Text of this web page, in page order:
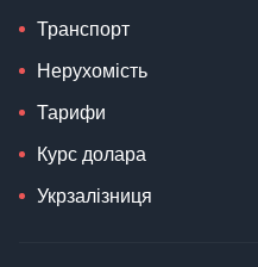
Транспорт
Нерухомість
Тарифи
Курс долара
Укрзалізниця